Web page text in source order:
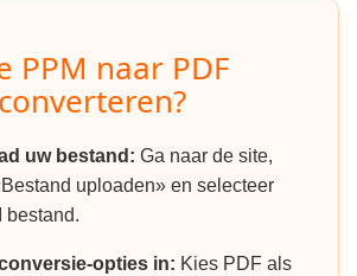
PPM naar PDF
converteren?
uw bestand: Ga naar de site,
uploaden» en selecteer
bestand.
opties in: Kies PDF als